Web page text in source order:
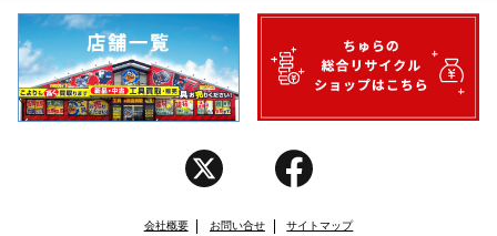
会社概要 お問い合せ サイトマップ